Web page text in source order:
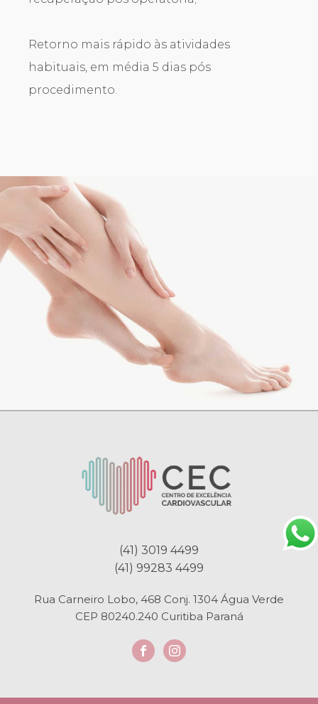
Retorno mais rápido às atividades
habituais, em média 5 dias pós
procedimento.
(41) 3019 4499
(41) 99283 4499
Rua Carneiro Lobo, 468 Conj. 1304 Água Verde
CEP 80240.240 Curitiba Paraná